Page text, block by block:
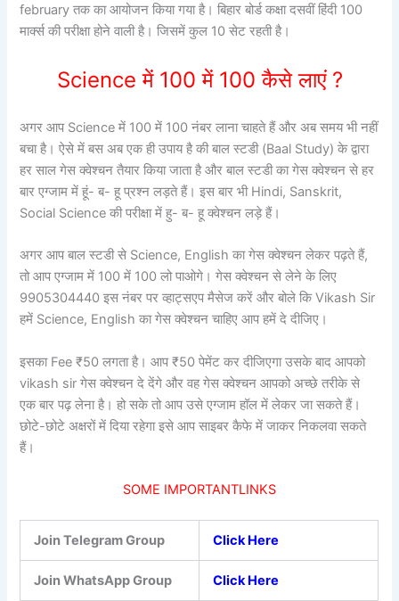
february तक का आयोजन किया गया है। बिहार बोर्ड कक्षा दसवीं हिंदी 100
मार्क्स की परीक्षा होने वाली है। जिसमें कुल 10 सेट रहती है।
Science में 100 में 100 कैसे लाएं ?
अगर आप Science में 100 में 100 नंबर लाना चाहते हैं और अब समय भी नहीं
बचा है। ऐसे में बस अब एक ही उपाय है की बाल स्टडी (Baal Study) के द्वारा
हर साल गेस क्वेश्चन तैयार किया जाता है और बाल स्टडी का गेस क्वेश्चन से हर
बार एग्जाम में हूं- ब- हू प्रश्न लड़ते हैं। इस बार भी Hindi, Sanskrit,
Social Science की परीक्षा में हु- ब- हू क्वेश्चन लड़े हैं।
अगर आप बाल स्टडी से Science, English का गेस क्वेश्चन लेकर पढ़ते हैं,
तो आप एग्जाम में 100 में 100 लो पाओगे। गेस क्वेश्चन से लेने के लिए
9905304440 इस नंबर पर व्हाट्सएप मैसेज करें और बोले कि Vikash Sir
हमें Science, English का गेस क्वेश्चन चाहिए आप हमें दे दीजिए।
इसका Fee ₹50 लगता है। आप ₹50 पेमेंट कर दीजिएगा उसके बाद आपको
vikash sir गेस क्वेश्चन दे देंगे और वह गेस क्वेश्चन आपको अच्छे तरीके से
एक बार पढ़ लेना है। हो सके तो आप उसे एग्जाम हॉल में लेकर जा सकते हैं।
छोटे-छोटे अक्षरों में दिया रहेगा इसे आप साइबर कैफे में जाकर निकलवा सकते
हैं।
SOME IMPORTANTLINKS
Join Telegram Group Click Here
Join WhatsApp Group Click Here